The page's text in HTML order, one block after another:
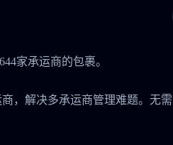
家承运商的包裹。
，解决多承运商管理难题。无